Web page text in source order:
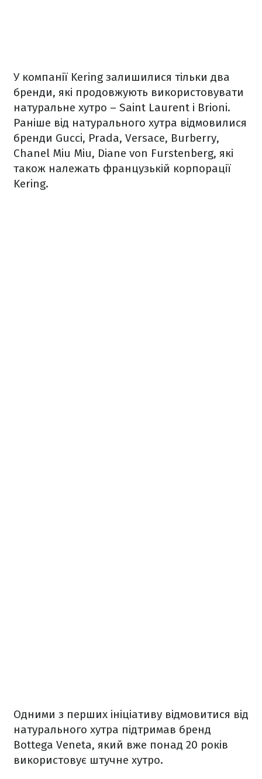
У компанії Kering залишилися тільки два
бренди, які продовжують використовувати
натуральне хутро – Saint Laurent і Brioni.
Раніше від натурального хутра відмовилися
бренди Gucci, Prada, Versace, Burberry,
Chanel Miu Miu, Diane von Furstenberg, які
також належать французькій корпорації
Kering.
Одними з перших ініціативу відмовитися від
натурального хутра підтримав бренд
Bottega Veneta, який вже понад 20 років
використовує штучне хутро.